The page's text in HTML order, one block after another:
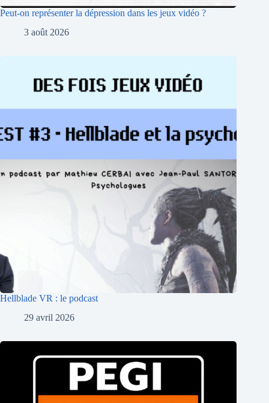
Peut-on représenter la dépression dans les jeux vidéo ?
3 août 2026
Hellblade VR : le podcast
29 avril 2026